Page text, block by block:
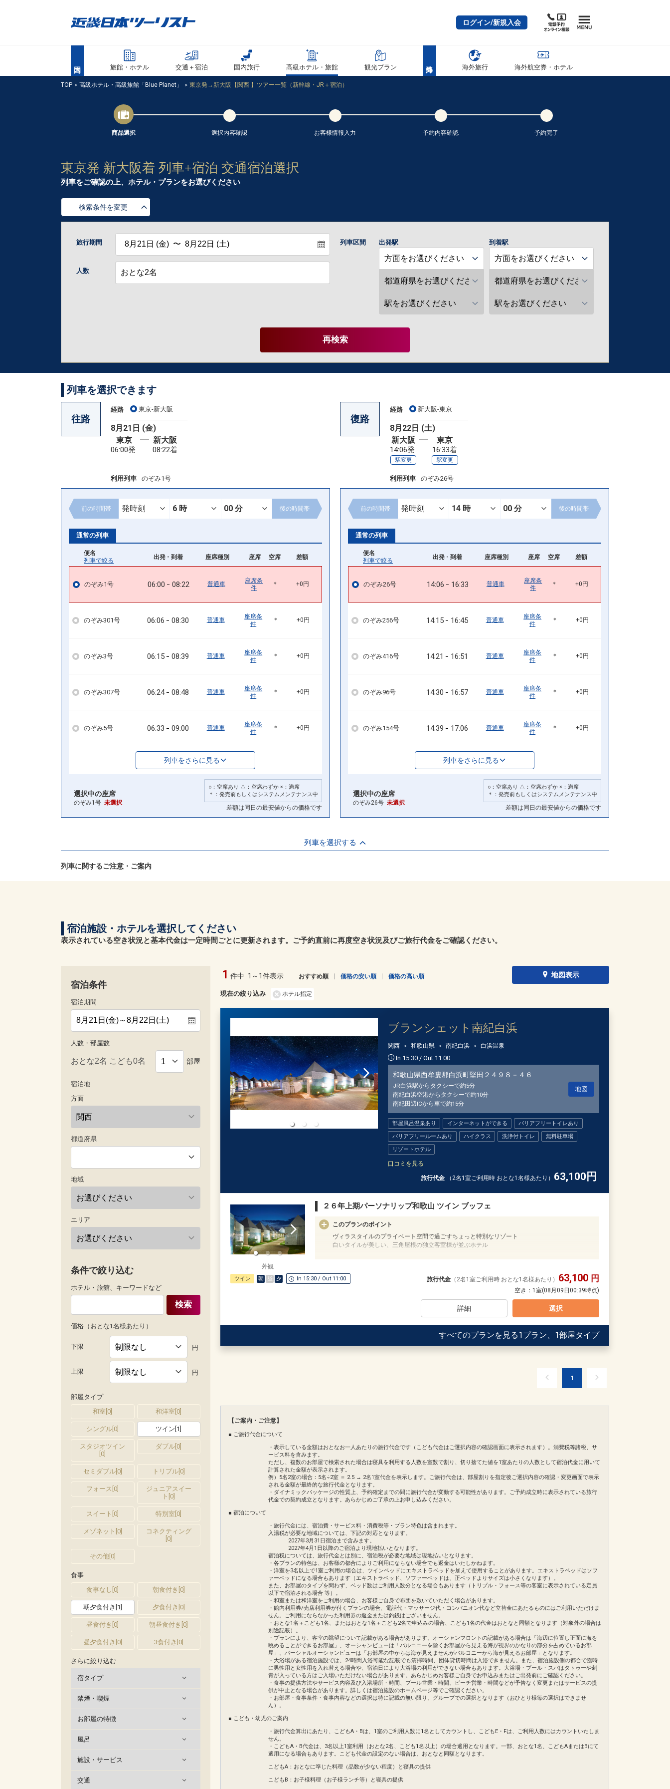
ログイン/新規入会
旅館・ホテル 交通＋宿泊 国内旅行 高級ホテル・旅館 観光プラン 海外旅行 海外航空券・ホテル
TOP 高級ホテル・高級旅館「Blue Planet」 東京発→新大阪【関西 】ツアー一覧（新幹線・JR＋宿泊）
商品選択 選択内容確認 お客様情報 入力 予約内容確認 予約完了
東京発 新大阪着 列車+宿泊 交通宿泊選択
列車をご確認の上、ホテル・プランをお選びください
検索条件を変更
旅行期間
人数
列車区間 出発駅 到着駅
再検索
列車を選択できます
往路
経路 東京-新大阪
8月21日 (金)
東京
06:00発
新大阪
08:22着
利用列車 のぞみ1号
前の時間帯 後の時間帯
通常の列車
便名
列車で絞る
出発 - 到着 座席種別 座席 空席 差額
のぞみ1号 06:00 08:22 普通車
座席条
件
＊ +0円
のぞみ301号 06:06 08:30 普通車
座席条
件
＊ +0円
のぞみ3号 06:15 08:39 普通車
座席条
件
＊ +0円
のぞみ307号 06:24 08:48 普通車
座席条
件
＊ +0円
のぞみ5号 06:33 09:00 普通車
座席条
件
＊ +0円
列車をさらに見る
○：空席あり △：空席わずか ×：満席
＊：発売前もしくはシステムメンテナンス中
差額は同日の最安値からの価格です
選択中の座席
のぞみ1号 未選択
復路
経路 新大阪-東京
8月22日 (土)
新大阪
14:06発
駅変更
東京
16:33着
駅変更
利用列車 のぞみ26号
前の時間帯 後の時間帯
通常の列車
便名
列車で絞る
出発 - 到着 座席種別 座席 空席 差額
のぞみ26号 14:06 16:33 普通車
座席条
件
＊ +0円
のぞみ256号 14:15 16:45 普通車
座席条
件
＊ +0円
のぞみ416号 14:21 16:51 普通車
座席条
件
＊ +0円
のぞみ96号 14:30 16:57 普通車
座席条
件
＊ +0円
のぞみ154号 14:39 17:06 普通車
座席条
件
＊ +0円
列車をさらに見る
○：空席あり △：空席わずか ×：満席
＊：発売前もしくはシステムメンテナンス中
差額は同日の最安値からの価格です
選択中の座席
のぞみ26号 未選択
列車を選択する
列車に関するご注意・ご案内
宿泊施設・ホテルを選択してください
表示されている空き状況と基本代金は一定時間ごとに更新されます。ご予約直前に再度空き状況及びご旅行代金をご確認ください。
宿泊条件
宿泊期間
人数・部屋数
部屋
宿泊地
方面
都道府県
地域
エリア
条件で絞り込む
ホテル・旅館、キーワードなど
検索
価格（おとな1名様あたり）
下限 円
上限 円
部屋タイプ
和室 0 和洋室 0
シングル 0 ツイン 1
スタジオツイン
0
ダブル 0
セミダブル[ 0] トリプル[ 0]
フォース 0
ジュニアスイー
ト 0
スイート 0 特別室 0
メゾネット 0]
コネクティング
0]
その他[ 0]
食事
食事なし 0 朝食付き 0]
朝夕食付き 1 夕食付き 0]
昼食付き 0 朝昼食付き 0
昼夕食付き 0] 3食付き 0]
さらに絞り込む
宿タイプ
禁煙・喫煙
お部屋の特徴
風呂
施設・サービス
交通
地図表示
現在の絞り込み ホテル指定
1 件中 1～1件表示 おすすめ順 価格の安い順 価格の高い順
ブランシェット南紀白浜
関西 和歌山県 南紀白浜 白浜温泉
In 15:30 / Out 11:00
和歌山県西牟婁郡白浜町堅田２４９８－４６
JR白浜駅からタクシーで約5分
南紀白浜空港からタクシーで約10分
南紀田辺ICから車で約15分
地図
部屋風呂温泉あり インターネットができる
バリアフリートイレあり
バリアフリールームあり
ハイクラス 洗浄付トイレ
無料駐車場
リゾートホテル
口コミを見る
旅行代金 （2名1室ご利用時 おとな1名様あたり） 63,100 円
外観
２６年上期パーソナリップ和歌山 ツイン ブッフェ
このプランのポイント
ヴィラスタイルのプライベート空間で過ごすちょっと特別なリゾート
白いタイルが美しい、三角屋根の独立客室棟が並ぶホテル
ツイン 朝 昼 夕 In 15:30 / Out 11:00 旅行代金 （2名1室ご利用時 おとな1名様あたり） 63,100 円
空き： 1室(08月09日00:39時点)
詳細 選択
すべてのプランを見る1プラン、1部屋タイプ
1
【ご案内・ご注意】
■ ご旅行代金について
・表示している金額はおとなお一人あたりの旅行代金です（こども代金はご選択内容の確認画面に表示されます）。消費税等諸税、サ
ービス料を含みます。
ただし、複数のお部屋で検索された場合は寝具を利用する人数を室数で割り、切り捨てた値を1室あたりの人数として宿泊代金に用いて
計算された金額が表示されます。
例）5名2室の場合：5名÷2室 ＝ 2.5 → 2名1室代金を表示します。ご旅行代金は、部屋割りを指定後ご選択内容の確認・変更画面で表示
される金額が最終的な旅行代金となります。
・ダイナミックパッケージの性質上、予約確定までの間に旅行代金が変動する可能性があります。ご予約成立時に表示されている旅行
代金での契約成立となります。あらかじめご了承の上お申し込みください。
■ 宿泊について
・旅行代金には、宿泊費・サービス料・消費税等・プラン特色は含まれます。
入湯税が必要な地域については、下記の対応となります。
2027年3月31日宿泊まで含みます。
2027年4月1日以降のご宿泊より現地払いとなります。
宿泊税については、旅行代金とは別に、宿泊税が必要な地域は現地払いとなります。
・各プランの特色は、お客様の都合によりご利用にならない場合でも返金はいたしかねます。
・洋室を3名以上で1室ご利用の場合は、ツインベッドにエキストラベッドを加えて使用することがあります。エキストラベッドはソフ
ァーベッドになる場合もあります（エキストラベッド、ソファーベッドは、正ベッドよりサイズは小さくなります）。
また、お部屋のタイプを問わず、ベッド数はご利用人数分となる場合もあります（トリプル・フォース等の客室に表示されている定員
以下で宿泊される場合 等）。
・和室または和洋室をご利用の場合、お客様ご自身で布団を敷いていただく場合があります。
・館内利用券/売店利用券が付くプランの場合、電話代・マッサージ代・コンパニオン代など立替金にあたるものにはご利用いただけま
せん。ご利用にならなかった利用券の返金または釣銭はございません。
・おとな1名＋こども1名、またはおとな1名＋こども2名で申込みの場合、こども1名の代金はおとなと同額となります（対象外の場合は
別途記載）。
・プランにより、客室の眺望について記載がある場合があります。オーシャンフロントの記載がある場合は「海辺に位置し正面に海を
眺めることができるお部屋」、オーシャンビューは「バルコニーを除くお部屋から見える海が視界のかなりの部分を占めているお部
屋」、パーシャルオーシャンビューは「お部屋の中からは海が見えませんがバルコニーから海が見えるお部屋」となります。
・大浴場がある宿泊施設では、24時間入浴可能な記載でも清掃時間、団体貸切時間は入浴できません。また、宿泊施設側の都合で臨時
に男性用と女性用を入れ替える場合や、宿泊日により大浴場の利用ができない場合もあります。大浴場・プール・スパはタトゥーや刺
青が入っている方はご入場いただけない場合があります。あらかじめお客様ご自身でお申込みまたはご出発前にご確認ください。
・食事の提供方法やサービス内容及び入浴場所・時間、プール営業・時間、ビーチ営業・時間などが予告なく変更またはサービスの提
供が中止となる場合があります。詳しくは宿泊施設のホームページ等でご確認ください。
・お部屋・食事条件・食事内容などの選択は特に記載の無い限り、グループでの選択となります（おひとり様毎の選択はできませ
ん）。
■ こども・幼児のご案内
・旅行代金算出にあたり、こどもA・Bは、1室のご利用人数に1名としてカウントし、こどもE・Fは、ご利用人数にはカウントいたしま
せん。
・こどもA・B代金は、3名以上1室利用（おとな2名、こども1名以上）の場合適用となります。一部、おとな1名、こどもAまたはBにて
適用になる場合もあります。こども代金の設定のない場合は、おとなと同額となります。
こどもA：おとなに準じた料理（品数が少ない程度）と寝具の提供
こどもB：お子様料理（お子様ランチ等）と寝具の提供